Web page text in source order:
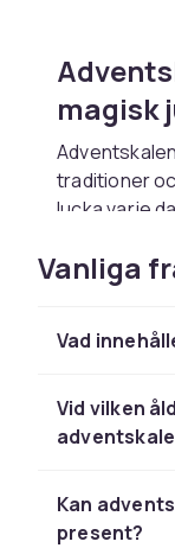
magisk
traditioner
lucka varje
intressen,
Vanliga
Vad
Vid vilken
Kan
present?